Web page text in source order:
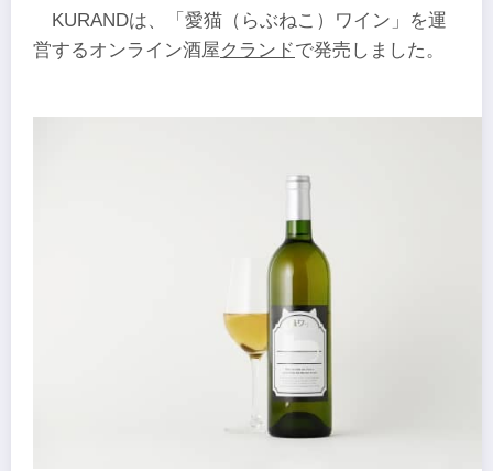
KURANDは、「愛猫（らぶねこ）ワイン」を運
営するオンライン酒屋クランドで発売しました。